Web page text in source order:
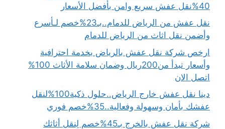
40%نقل عفش سريع وامن بأفضل الأسعار
نقل عفش من الرياض للدمام..بـ23%خصم لـأسرع
وأضمن نقل اثاث من الرياض للدمام
ارخص شركة نقل عفش بالرياض بخدمة احترافية
وأسعار تبدأ من200ريال وضمان سلامة الأثاث 100%
اتصل الان
دينا نقل عفش خارج الرياض..حلول ذكية100%لنقل
عفشك بأمان وسهولة وفعالية..35%خصم فوري
شركة نقل عفش بالخرج بـ45%خصم لِنقل أثاثك